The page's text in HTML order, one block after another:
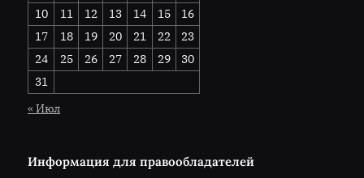
10
11 12 13 14 15
16
17
18 19 20 21 22
23
24
25 26 27 28 29
30
31
« Июл
Информация для правообладателей